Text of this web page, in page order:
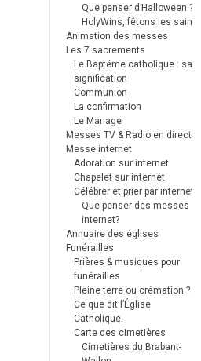
Que penser d’Halloween ?
HolyWins, fêtons les saints !
Animation des messes
Les 7 sacrements
Le Baptême catholique : sa
signification
Communion
La confirmation
Le Mariage
Messes TV & Radio en direct
Messe internet
Adoration sur internet
Chapelet sur internet
Célébrer et prier par internet
Que penser des messes
internet?
Annuaire des églises
Funérailles
Prières & musiques pour
funérailles
Pleine terre ou crémation ?
Ce que dit l’Église
Catholique.
Carte des cimetières
Cimetières du Brabant-